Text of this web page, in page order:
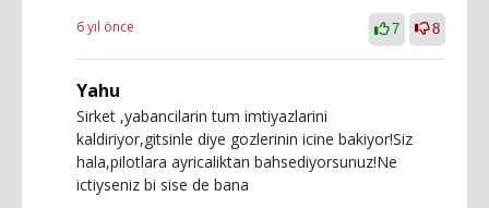
6 yıl önce 7 8
Yahu
Sirket ,yabancilarin tum imtiyazlarini
kaldiriyor,gitsinle diye gozlerinin icine bakiyor!Siz
hala,pilotlara ayricaliktan bahsediyorsunuz!Ne
ictiyseniz bi sise de bana